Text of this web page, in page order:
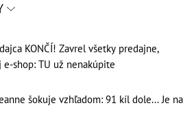
KONČÍ! Zavrel všetky predajne,
shop: TU už nenakúpite
šokuje vzhľadom: 91 kíl dole... Je na